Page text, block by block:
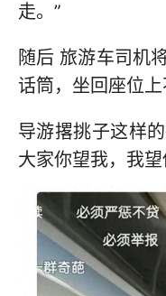
走。”
随后 旅游车司机
话筒，坐回座位上
导游撂挑子这样
大家你望我，我望